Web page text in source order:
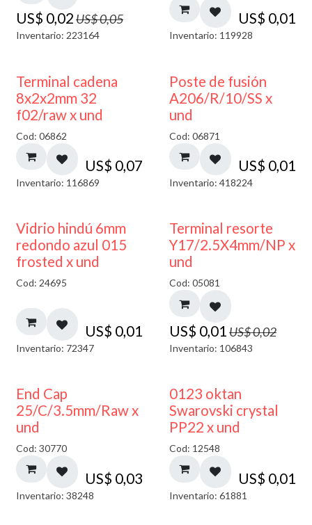
US$ 0,02US$0,05
Inventario: 223164
US$ 0,01
Inventario: 119928
Terminal cadena
8x2x2mm 32
f02/raw x und
Cod: 06862
US$ 0,07
Inventario: 116869
Poste de fusión
A206/R/10/SS x
und
Cod: 06871
US$ 0,01
Inventario: 418224
40% DESCUENTO
Vidrio hindú 6mm
redondo azul 015
frosted x und
Cod: 24695
US$ 0,01
Inventario: 72347
50% DESCUENTO
Terminal resorte
Y17/2.5X4mm/NP x
und
Cod: 05081
US$ 0,01 US$0,02
Inventario: 106843
End Cap
25/C/3.5mm/Raw x
und
Cod: 30770
US$ 0,03
Inventario: 38248
0123 oktan
Swarovski crystal
PP22 x und
Cod: 12548
US$ 0,01
Inventario: 61881